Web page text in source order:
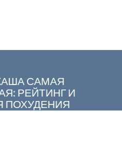
САМАЯ
РЕЙТИНГ И
ПОХУДЕНИЯ